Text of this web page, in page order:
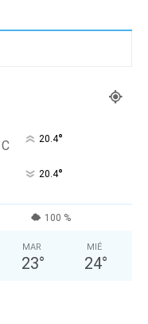
C 20.4°
20.4°
100 %
MAR
23°
MIÉ
24°